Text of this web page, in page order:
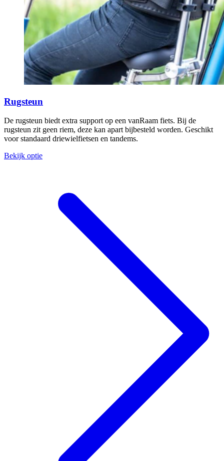
Rugsteun
De rugsteun biedt extra support op een vanRaam fiets. Bij de
rugsteun zit geen riem, deze kan apart bijbesteld worden. Geschikt
voor standaard driewielfietsen en tandems.
Bekijk optie